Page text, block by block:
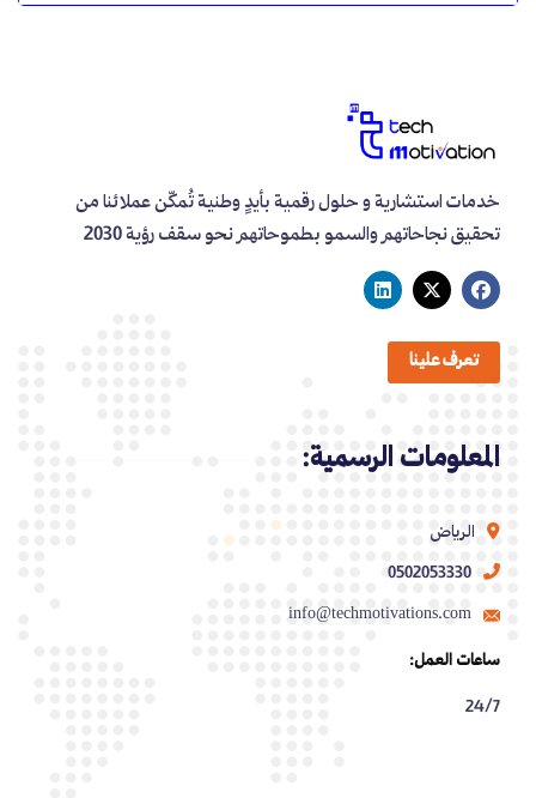
خدمات استشارية و حلول رقمية بأيدٍ وطنية تُمكّن عملائنا من
تحقيق نجاحاتهم والسمو بطموحاتهم نحو سقف رؤية 2030
تعرف علينا
المعلومات الرسمية:
الرياض
0502053330
info@techmotivations.com
ساعات العمل:
24/7